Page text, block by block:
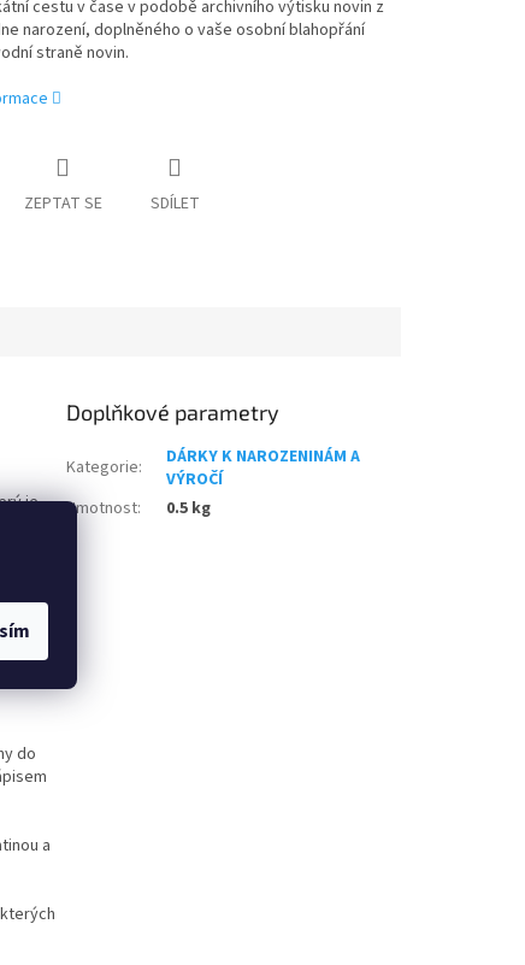
cestu v čase v podobě archivního výtisku novin z
narození, doplněného o vaše osobní blahopřání
straně novin.
ZEPTAT SE SDÍLET
je
do
a
Doplňkové parametry
Kategorie:
DÁRKY K NAROZENINÁM A
VÝROČÍ
Hmotnost: 0.5 kg